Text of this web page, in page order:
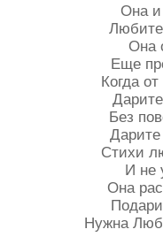
Она и
Она
Еще
Когда
Без
Стихи
И не
Она
Нужна